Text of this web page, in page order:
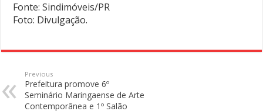
Fonte: Sindimóveis/PR
Foto: Divulgação.
Previous
Prefeitura promove 6º
Seminário Maringaense de Arte
Contemporânea e 1º Salão